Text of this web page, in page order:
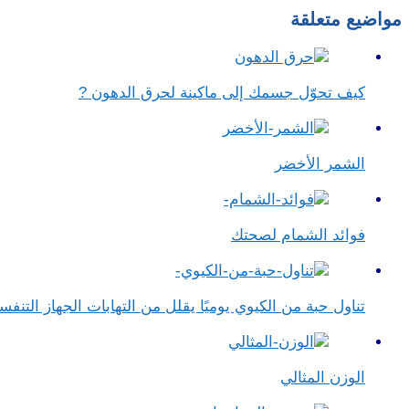
مواضيع متعلقة
كيف تحوّل جسمك إلى ماكينة لحرق الدهون ?
الشمر الأخضر
فوائد الشمام لصحتك
تناول حبة من الكيوي يوميًا يقلل من التهابات الجهاز
الوزن المثالي